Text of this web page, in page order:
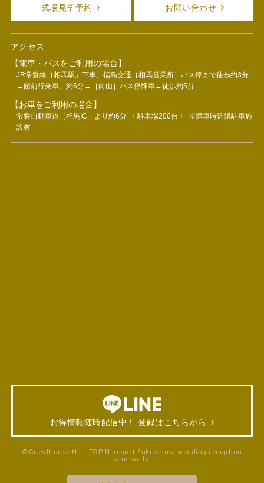
式場見学予約 お問い合わせ
アクセス
【電車・バスをご利用の場合】
JR常磐線［相馬駅」下車、福島交通［相馬営業所］バス停まで徒歩約3分
→館前行乗車、約6分→［向山］バス停降車→徒歩約5分
【お車をご利用の場合】
常磐自動車道［相馬IC」より約6分 〈 駐車場200台 〉 ※満車時近隣駐車施
設有
お得情報随時配信中！ 登録はこちらから
©Guesthouse HILL TOP N-resort Fukushima wedding reception
and party